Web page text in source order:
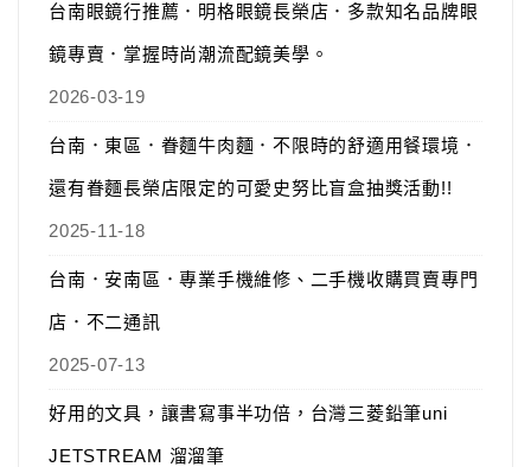
台南眼鏡行推薦．明格眼鏡長榮店．多款知名品牌眼
鏡專賣．掌握時尚潮流配鏡美學。
2026-03-19
台南．東區．眷麵牛肉麵．不限時的舒適用餐環境．
還有眷麵長榮店限定的可愛史努比盲盒抽獎活動!!
2025-11-18
台南．安南區．專業手機維修、二手機收購買賣專門
店．不二通訊
2025-07-13
好用的文具，讓書寫事半功倍，台灣三菱鉛筆uni
JETSTREAM 溜溜筆